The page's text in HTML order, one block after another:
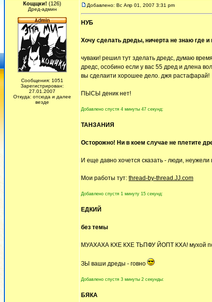
Кощщки! (126)
Дред-админ
Сообщения: 1051
Зарегистрирован:
27.01.2007
Откуда: отсюда и далее
везде
Добавлено: Вс Апр 01, 2007 3:31 pm
НУБ
Хочу сделать дреды, ничерта не знаю где и
чуваки! решил тут зделать дредс, думаю
дредс, особино если у вас 55 дред и длена
вы сделаити хорошее дело. джя растафарай!
ПЫСЫ деник нет!
Добавлено спустя 4 минуты 47 секунд:
ТАНЗАНИЯ
Осторожно! Ни в коем случае не плетите
И еще давно хочется сказать - люди, неужели
Мои работы тут: thread-by-thread.JJ.com
Добавлено спустя 1 минуту 15 секунд:
ЕДКИЙ
без темы
МУАХАХА КХЕ КХЕ ТЬПФУ ЙОПТ КХА! мухой
ЗЫ ваши дреды - говно
Добавлено спустя 3 минуты 2 секунды:
БЯКА